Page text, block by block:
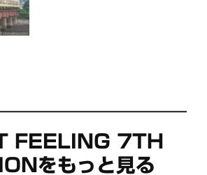
FEELING 7TH
をもっと見る